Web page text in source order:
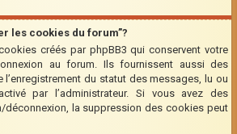
les cookies du forum”?
créés par phpBB3 qui conservent votre
au forum. Ils fournissent aussi des
du statut des messages, lu ou
par l’administrateur. Si vous avez des
déconnexion, la suppression des cookies peut